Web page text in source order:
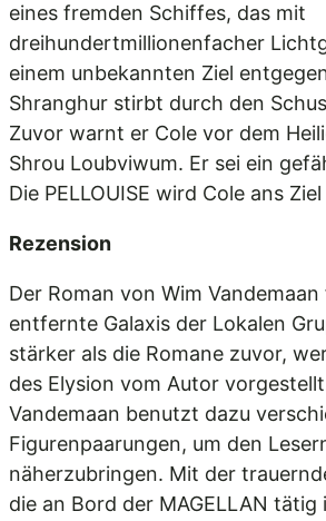
eines fremden Schiffes, das mit
dreihundertmillionenfacher
einem unbekannten Ziel
Shranghur stirbt durch den
Zuvor warnt er Cole vor dem
Shrou Loubviwum. Er sei ein
Die PELLOUISE wird Cole ans
Rezension
Der Roman von Wim
entfernte Galaxis der Lokalen
stärker als die Romane zuvor,
des Elysion vom Autor
Vandemaan benutzt dazu
Figurenpaarungen, um den
näherzubringen. Mit der
die an Bord der MAGELLAN tätig